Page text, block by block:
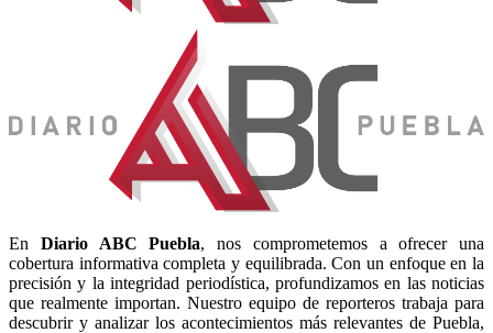
En Diario ABC Puebla, nos comprometemos a ofrecer una
cobertura informativa completa y equilibrada. Con un enfoque en la
precisión y la integridad periodística, profundizamos en las noticias
que realmente importan. Nuestro equipo de reporteros trabaja para
descubrir y analizar los acontecimientos más relevantes de Puebla,